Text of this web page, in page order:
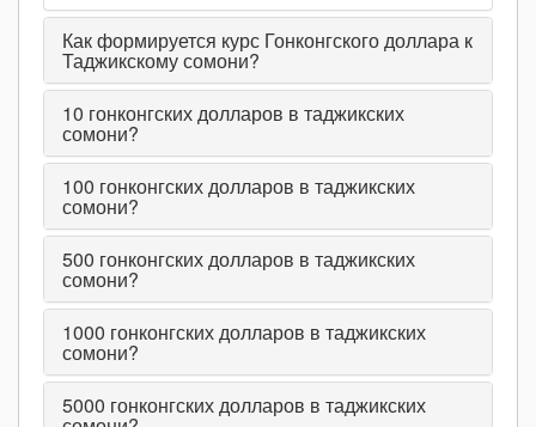
Как формируется курс Гонконгского доллара к
Таджикскому сомони?
10 гонконгских долларов в таджикских
сомони?
100 гонконгских долларов в таджикских
сомони?
500 гонконгских долларов в таджикских
сомони?
1000 гонконгских долларов в таджикских
сомони?
5000 гонконгских долларов в таджикских